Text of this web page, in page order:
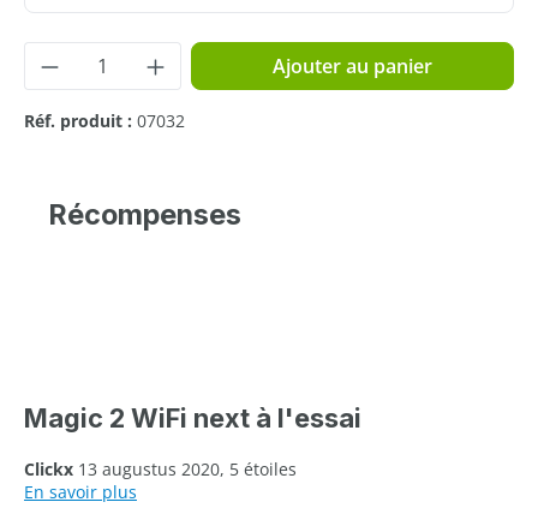
Quantité de produit : Entrez la quantité
Ajouter au panier
Réf. produit : 07032
Récompenses
Magic 2 WiFi next à l'essai
Clickx 13 augustus 2020, 5 étoiles
En savoir plus